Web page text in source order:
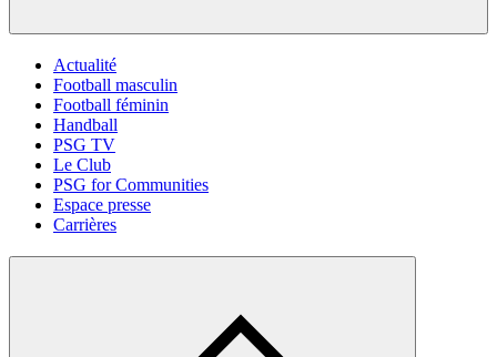
Actualité
Football masculin
Football féminin
Handball
PSG TV
Le Club
PSG for Communities
Espace presse
Carrières